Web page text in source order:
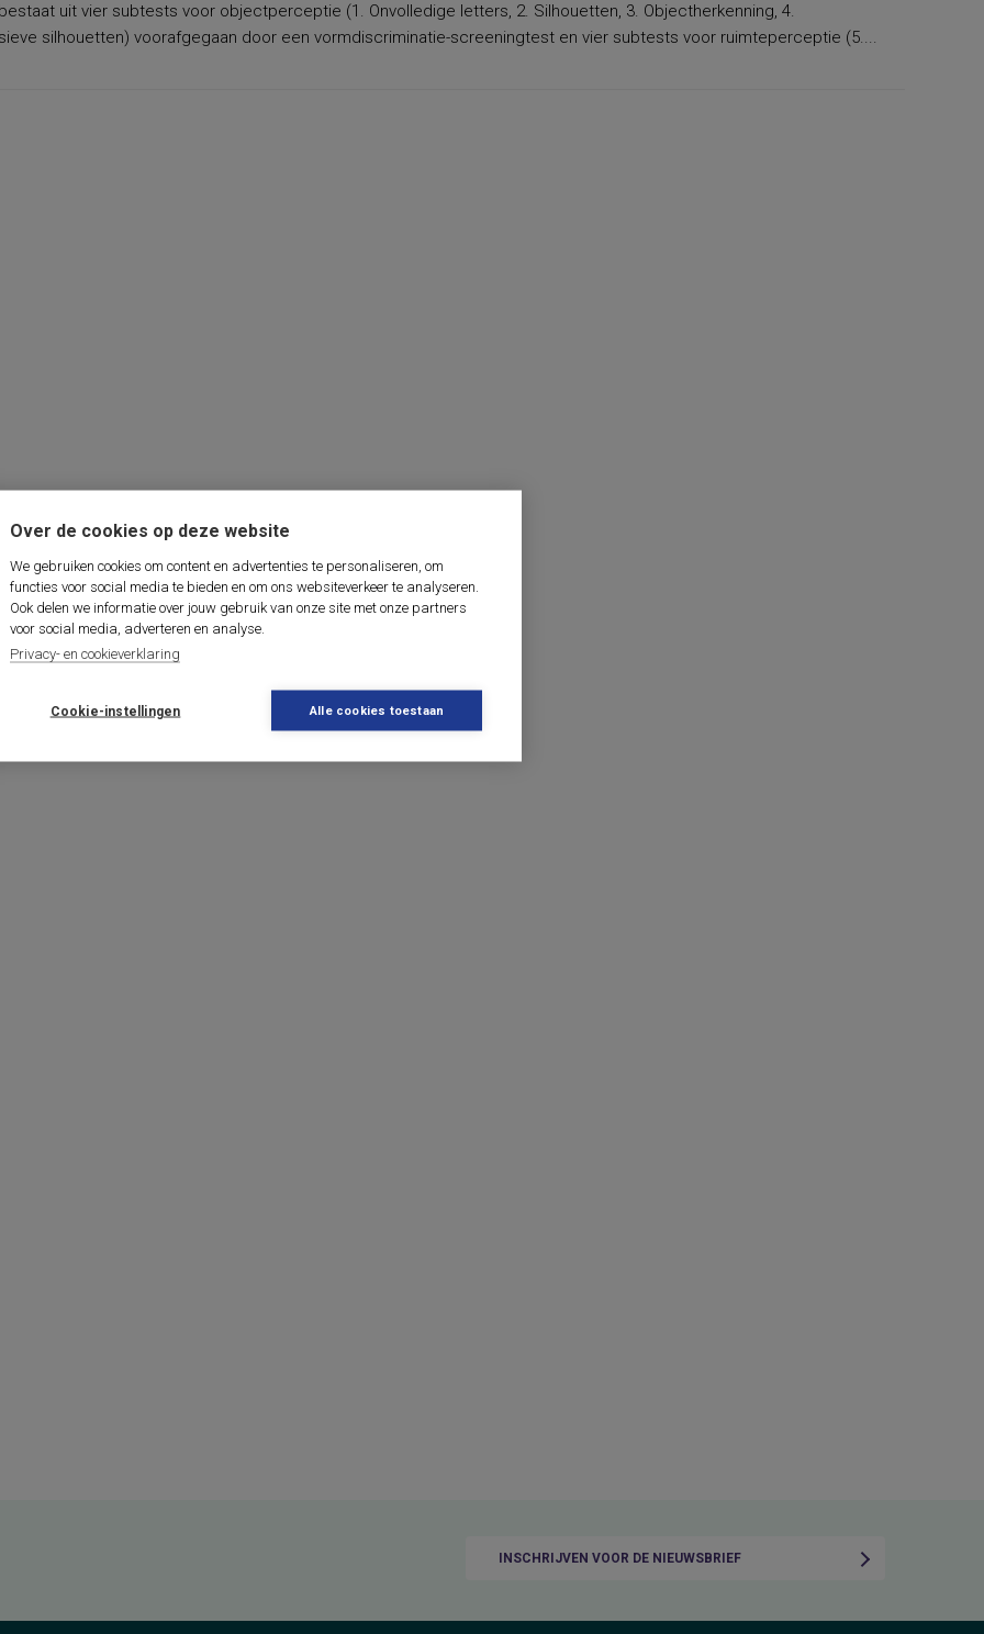
Over de cookies op deze website
We gebruiken cookies om content en advertenties te personaliseren, om
functies voor social media te bieden en om ons websiteverkeer te analyseren.
Ook delen we informatie over jouw gebruik van onze site met onze partners
voor social media, adverteren en analyse.
Privacy- en cookieverklaring
Cookie-instellingen Alle cookies toestaan
uit vier subtests voor objectperceptie (1. Onvolledige letters, 2. Silhouetten, 3. Objectherkenning, 4.
silhouetten) voorafgegaan door een vormdiscriminatie-screeningtest en vier subtests voor ruimteperceptie (5....
INSCHRIJVEN VOOR DE NIEUWSBRIEF